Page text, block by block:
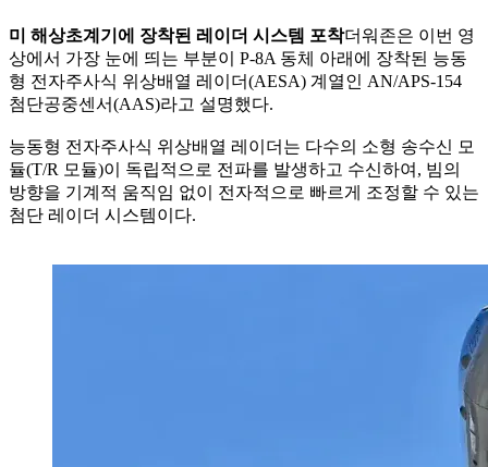
미 해상초계기에 장착된 레이더 시스템 포착더워존은 이번 영
상에서 가장 눈에 띄는 부분이 P-8A 동체 아래에 장착된 능동
형 전자주사식 위상배열 레이더(AESA) 계열인 AN/APS-154
첨단공중센서(AAS)라고 설명했다.
능동형 전자주사식 위상배열 레이더는 다수의 소형 송수신 모
듈(T/R 모듈)이 독립적으로 전파를 발생하고 수신하여, 빔의
방향을 기계적 움직임 없이 전자적으로 빠르게 조정할 수 있는
첨단 레이더 시스템이다.